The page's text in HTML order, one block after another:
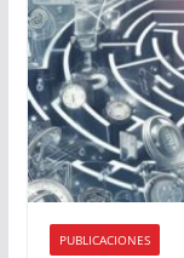
PUBLICACIONES